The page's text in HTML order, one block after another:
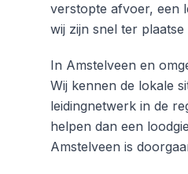
verstopte afvoer, een
wij zijn snel ter
In Amstelveen en
Wij kennen de lokale
leidingnetwerk in de
helpen dan een
Amstelveen is